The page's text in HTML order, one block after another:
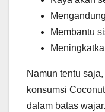
Membantu
Namun tentu
konsumsi
dalam batas wajar.